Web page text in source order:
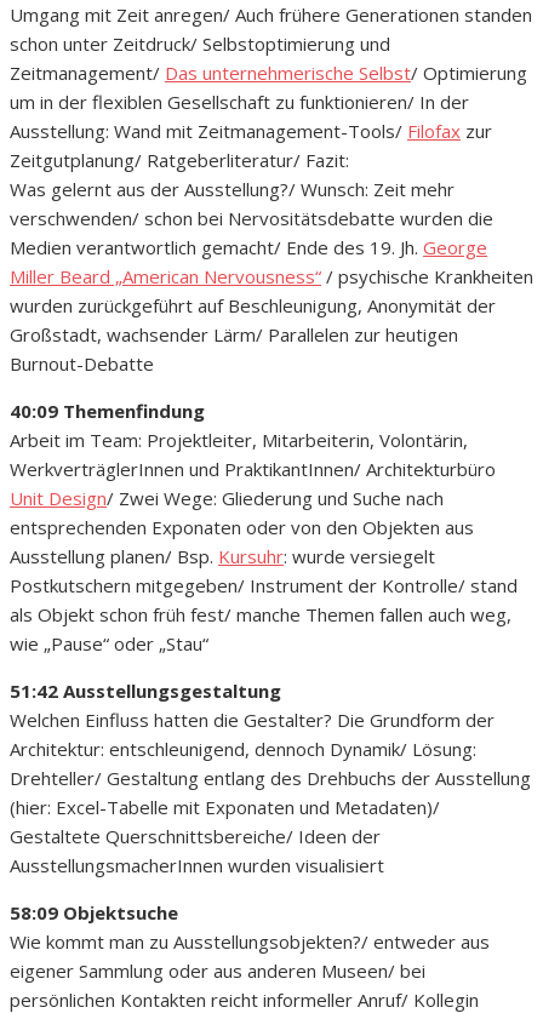
Umgang mit Zeit anregen/ Auch frühere Generationen standen
schon unter Zeitdruck/ Selbstoptimierung und
Zeitmanagement/ Das unternehmerische Selbst/ Optimierung
um in der flexiblen Gesellschaft zu funktionieren/ In der
Ausstellung: Wand mit Zeitmanagement-Tools/ Filofax zur
Zeitgutplanung/ Ratgeberliteratur/ Fazit:
Was gelernt aus der Ausstellung?/ Wunsch: Zeit mehr
verschwenden/ schon bei Nervositätsdebatte wurden die
Medien verantwortlich gemacht/ Ende des 19. Jh. George
Miller Beard „American Nervousness“ / psychische Krankheiten
wurden zurückgeführt auf Beschleunigung, Anonymität der
Großstadt, wachsender Lärm/ Parallelen zur heutigen
Burnout-Debatte
40:09 Themenfindung
Arbeit im Team: Projektleiter, Mitarbeiterin, Volontärin,
WerkverträglerInnen und PraktikantInnen/ Architekturbüro
Unit Design/ Zwei Wege: Gliederung und Suche nach
entsprechenden Exponaten oder von den Objekten aus
Ausstellung planen/ Bsp. Kursuhr: wurde versiegelt
Postkutschern mitgegeben/ Instrument der Kontrolle/ stand
als Objekt schon früh fest/ manche Themen fallen auch weg,
wie „Pause“ oder „Stau“
51:42 Ausstellungsgestaltung
Welchen Einfluss hatten die Gestalter? Die Grundform der
Architektur: entschleunigend, dennoch Dynamik/ Lösung:
Drehteller/ Gestaltung entlang des Drehbuchs der Ausstellung
(hier: Excel-Tabelle mit Exponaten und Metadaten)/
Gestaltete Querschnittsbereiche/ Ideen der
AusstellungsmacherInnen wurden visualisiert
58:09 Objektsuche
Wie kommt man zu Ausstellungsobjekten?/ entweder aus
eigener Sammlung oder aus anderen Museen/ bei
persönlichen Kontakten reicht informeller Anruf/ Kollegin